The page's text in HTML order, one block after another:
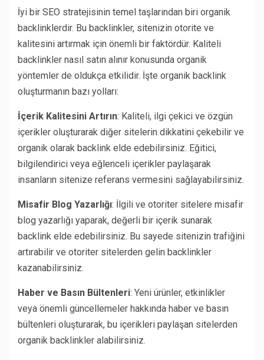
İyi bir SEO stratejisinin temel taşlarından biri organik
backlinklerdir. Bu backlinkler, sitenizin otorite ve
kalitesini artırmak için önemli bir faktördür. Kaliteli
backlinkler nasıl satın alınır konusunda organik
yöntemler de oldukça etkilidir. İşte organik backlink
oluşturmanın bazı yolları:
İçerik Kalitesini Artırın: Kaliteli, ilgi çekici ve özgün
içerikler oluşturarak diğer sitelerin dikkatini çekebilir ve
organik olarak backlink elde edebilirsiniz. Eğitici,
bilgilendirici veya eğlenceli içerikler paylaşarak
insanların sitenize referans vermesini sağlayabilirsiniz.
Misafir Blog Yazarlığı: İlgili ve otoriter sitelere misafir
blog yazarlığı yaparak, değerli bir içerik sunarak
backlink elde edebilirsiniz. Bu sayede sitenizin trafiğini
artırabilir ve otoriter sitelerden gelin backlinkler
kazanabilirsiniz.
Haber ve Basın Bültenleri: Yeni ürünler, etkinlikler
veya önemli güncellemeler hakkında haber ve basın
bültenleri oluşturarak, bu içerikleri paylaşan sitelerden
organik backlinkler alabilirsiniz.